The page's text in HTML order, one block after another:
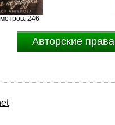
246
Авторские права
.